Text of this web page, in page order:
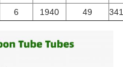
6 1940 49